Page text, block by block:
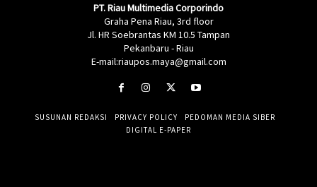
PT. Riau Multimedia Corporindo
Graha Pena Riau, 3rd floor
Jl. HR Soebrantas KM 10.5 Tampan
Pekanbaru - Riau
E-mail:riaupos.maya@gmail.com
SUSUNAN REDAKSI PRIVACY POLICY
PEDOMAN MEDIA SIBER
DIGITAL E-PAPER